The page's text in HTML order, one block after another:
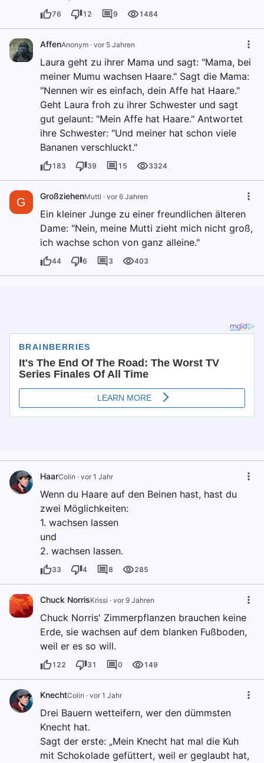
76 12 9 1484
AffenAnonym · vor 5 Jahren
Laura geht zu ihrer Mama und sagt: "Mama, bei
meiner Mumu wachsen Haare." Sagt die Mama:
"Nennen wir es einfach, dein Affe hat Haare."
Geht Laura froh zu ihrer Schwester und sagt
gut gelaunt: "Mein Affe hat Haare." Antwortet
ihre Schwester: "Und meiner hat schon viele
Bananen verschluckt."
183 39 15 3324
G GroßziehenMutti · vor 6 Jahren
Ein kleiner Junge zu einer freundlichen älteren
Dame: "Nein, meine Mutti zieht mich nicht groß,
ich wachse schon von ganz alleine."
44 6 3 403
HaarColin · vor 1 Jahr
Wenn du Haare auf den Beinen hast, hast du
zwei Möglichkeiten:
1. wachsen lassen
und
2. wachsen lassen.
33 4 8 285
Chuck NorrisKrissi · vor 9 Jahren
Chuck Norris' Zimmerpflanzen brauchen keine
Erde, sie wachsen auf dem blanken Fußboden,
weil er es so will.
122 31 0 149
KnechtColin · vor 1 Jahr
Drei Bauern wetteifern, wer den dümmsten
Knecht hat.
Sagt der erste: „Mein Knecht hat mal die Kuh
mit Schokolade gefüttert, weil er geglaubt hat,